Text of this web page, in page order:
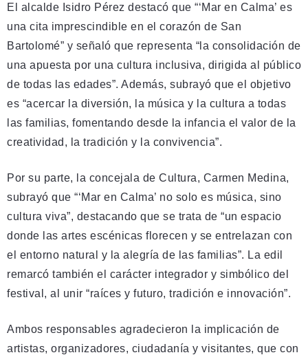
El alcalde Isidro Pérez destacó que “‘Mar en Calma’ es
una cita imprescindible en el corazón de San
Bartolomé” y señaló que representa “la consolidación de
una apuesta por una cultura inclusiva, dirigida al público
de todas las edades”. Además, subrayó que el objetivo
es “acercar la diversión, la música y la cultura a todas
las familias, fomentando desde la infancia el valor de la
creatividad, la tradición y la convivencia”.
Por su parte, la concejala de Cultura, Carmen Medina,
subrayó que “‘Mar en Calma’ no solo es música, sino
cultura viva”, destacando que se trata de “un espacio
donde las artes escénicas florecen y se entrelazan con
el entorno natural y la alegría de las familias”. La edil
remarcó también el carácter integrador y simbólico del
festival, al unir “raíces y futuro, tradición e innovación”.
Ambos responsables agradecieron la implicación de
artistas, organizadores, ciudadanía y visitantes, que con